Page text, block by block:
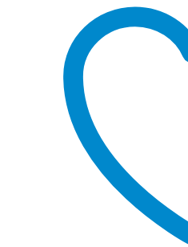
2
520.00 ₽
Опции